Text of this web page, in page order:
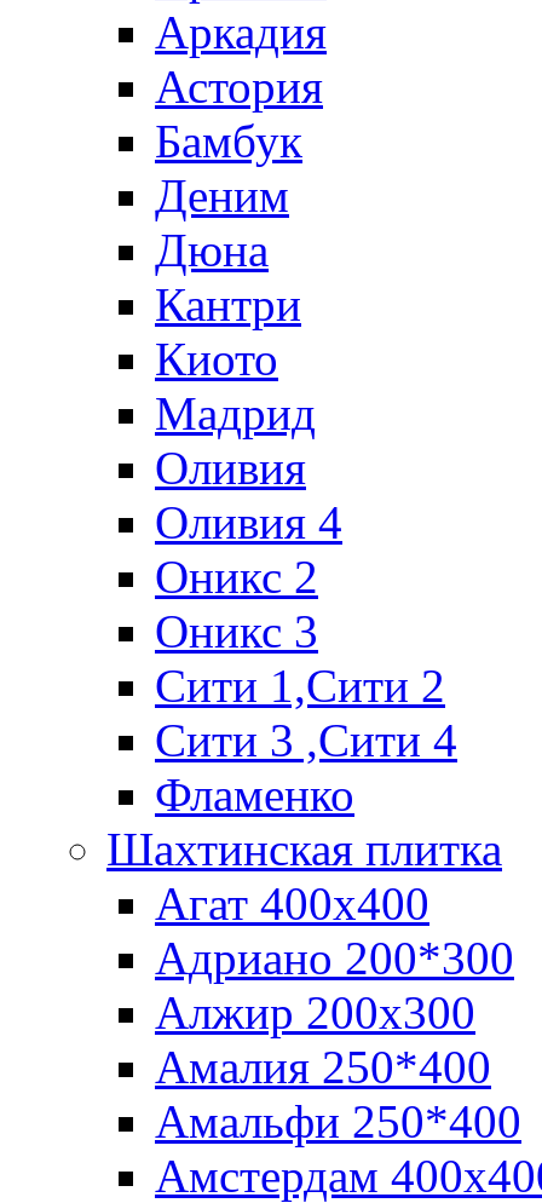
Аркадия
Астория
Бамбук
Деним
Дюна
Кантри
Киото
Мадрид
Оливия
Оливия 4
Оникс 2
Оникс 3
Сити 1,Cити 2
Сити 3 ,Сити 4
Фламенко
Шахтинская плитка
Агат 400х400
Адриано 200*300
Алжир 200х300
Амалия 250*400
Амальфи 250*400
Амстердам